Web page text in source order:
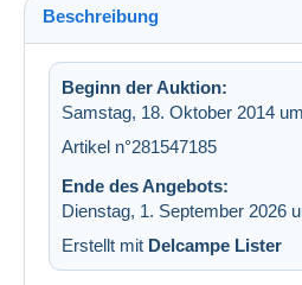
Beschreibung
Beginn der Auktion:
Samstag, 18. Oktober 2014
Artikel n°281547185
Ende des Angebots:
Dienstag, 1. September 2026
Erstellt mit Delcampe Lister